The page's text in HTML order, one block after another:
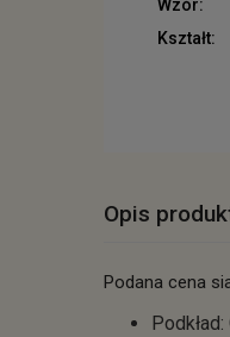
Wzór:
Kształt:
Opis
Podana cena
Podkład: